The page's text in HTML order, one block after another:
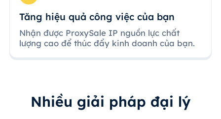
Tăng hiệu quả công việc của bạn
Nhận được ProxySale IP nguồn lực chất
lượng cao để thúc đẩy kinh doanh của bạn.
Nhiều giải pháp đại lý